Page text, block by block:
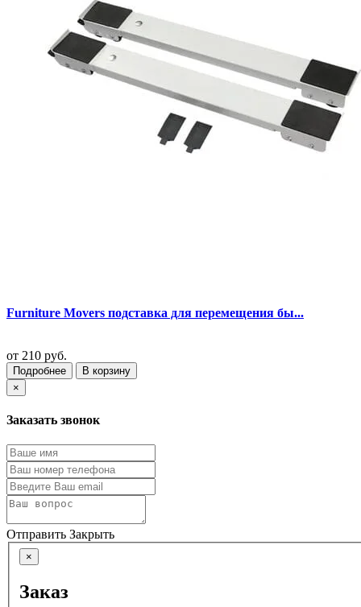
Furniture Movers подставка для перемещения бы...
от 210 руб.
Подробнее
В корзину
×
Заказать звонок
Отправить Закрыть
×
Заказ